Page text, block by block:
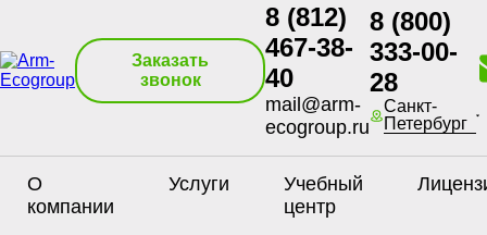
Заказать
звонок
8 (812)
467-38-
40
mail@arm-
ecogroup.ru
8 (800)
333-00-
28
Санкт-
Петербург
О
компании
Услуги
Учебный
центр